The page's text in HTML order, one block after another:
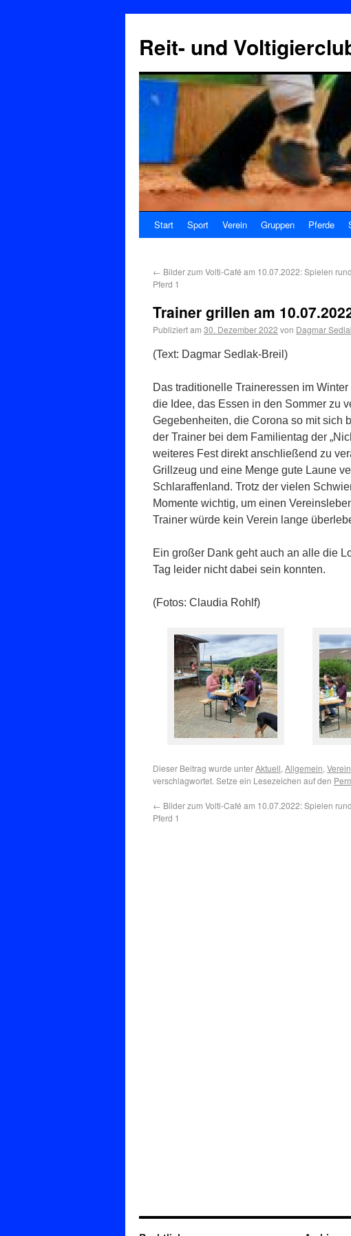
Reit- und
Start Sport Verein Gruppen Pferde
← Bilder zum Volti-Café am 10.07.2022: Spielen
Pferd 1
Trainer grillen am
Publiziert am 30. Dezember 2022 von Dagmar
(Text: Dagmar Sedlak-Breil)
Das traditionelle Traineressen im
die Idee, das Essen in den Sommer zu
Gegebenheiten, die Corona so mit sich
der Trainer bei dem Familientag der
weiteres Fest direkt anschließend zu
Grillzeug und eine Menge gute Laune
Schlaraffenland. Trotz der vielen
Momente wichtig, um einen
Trainer würde kein Verein lange
Ein großer Dank geht auch an alle die
Tag leider nicht dabei sein konnten.
(Fotos: Claudia Rohlf)
Dieser Beitrag wurde unterAktuell, Allgemein, Verein
verschlagwortet. Setze ein Lesezeichen auf den
← Bilder zum Volti-Café am 10.07.2022: Spielen
Pferd 1